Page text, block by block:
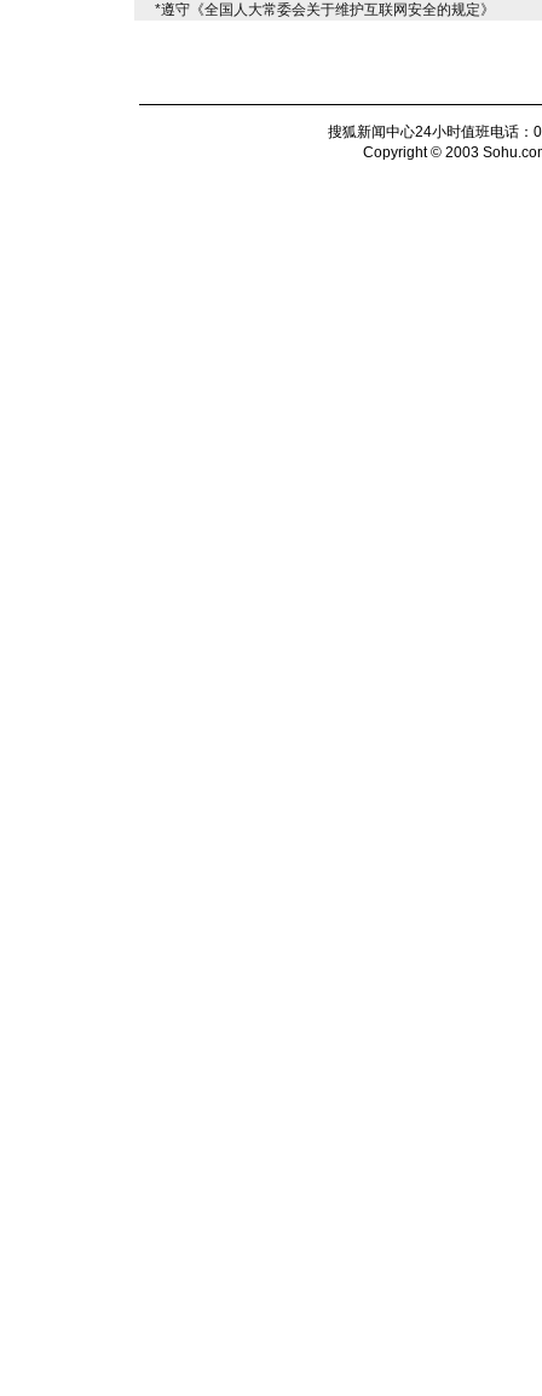
*遵守《全国人大常委会关于维护互联网安全的规定》
搜狐新闻中心24小时值班电话
Copyright © 2003